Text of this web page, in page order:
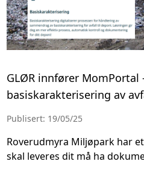
GLØR innfører
basiskarakterisering av
Publisert: 19/05/25
Roverudmyra Miljøpark har
skal leveres dit må ha